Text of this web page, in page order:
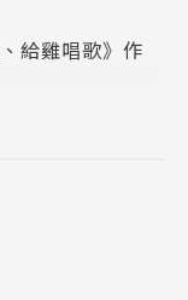
給雞唱歌》作
孕育生命的源